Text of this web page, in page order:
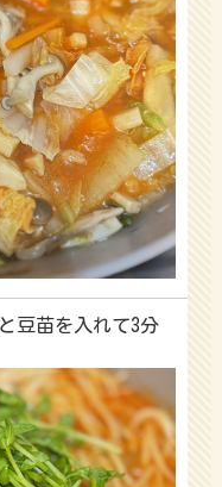
豆苗を入れて3分